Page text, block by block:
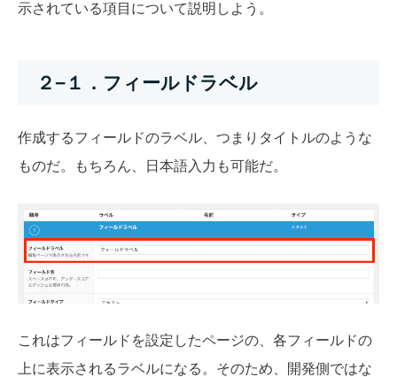
示されている項目について説明しよう。
２−１．フィールドラベル
作成するフィールドのラベル、つまりタイトルのような
ものだ。もちろん、日本語入力も可能だ。
これはフィールドを設定したページの、各フィールドの
上に表示されるラベルになる。そのため、開発側ではな